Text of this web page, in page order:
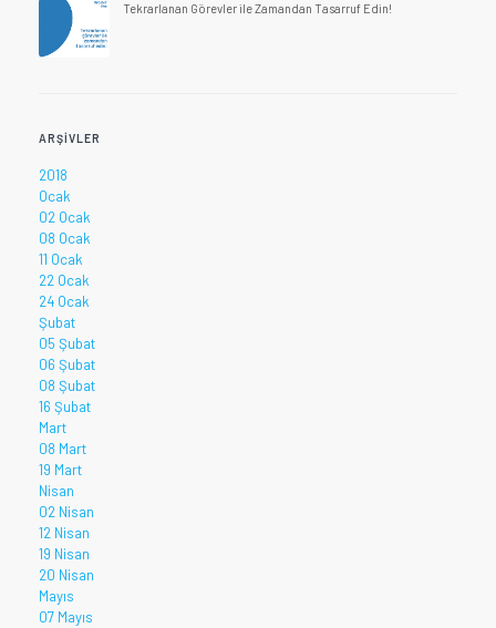
Tekrarlanan Görevler ile Zamandan Tasarruf Edin!
ARŞIVLER
2018
Ocak
02 Ocak
08 Ocak
11 Ocak
22 Ocak
24 Ocak
Şubat
05 Şubat
06 Şubat
08 Şubat
16 Şubat
Mart
08 Mart
19 Mart
Nisan
02 Nisan
12 Nisan
19 Nisan
20 Nisan
Mayıs
07 Mayıs